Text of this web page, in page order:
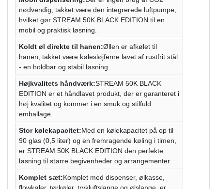
nødvendig, takket være den integrerede luftpumpe,
hvilket gør STREAM 50K BLACK EDITION til en
mobil og praktisk løsning.
Koldt øl direkte til hanen:Øllen er afkølet til
hanen, takket være kølesløjferne lavet af rustfrit stål
- en holdbar og stabil løsning.
Højkvalitets håndværk:STREAM 50K BLACK
EDITION er et håndlavet produkt, der er garanteret i
høj kvalitet og kommer i en smuk og stilfuld
emballage.
Stor kølekapacitet:Med en kølekapacitet på op til
90 glas (0,5 liter) og en fremragende køling i timen,
er STREAM 50K BLACK EDITION den perfekte
løsning til større begivenheder og arrangementer.
Komplet sæt:Komplet med dispenser, ølkasse,